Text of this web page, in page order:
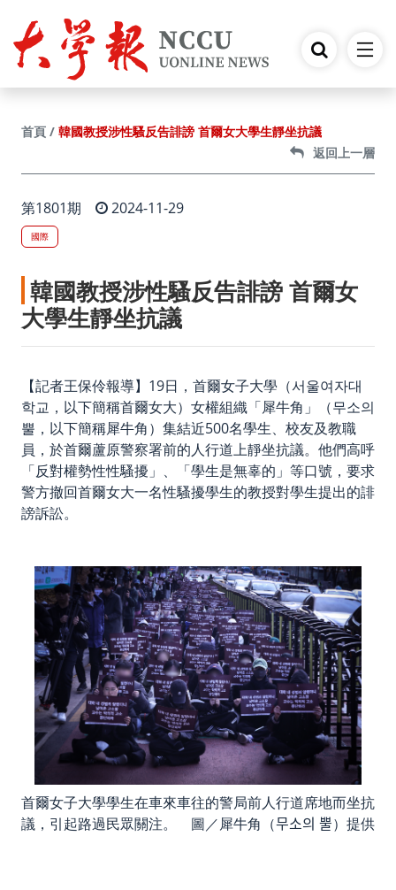
首頁
韓國教授涉性騷反告誹謗 首爾女大學生靜坐抗議
返回上一層
第1801期 2024-11-29
國際
韓國教授涉性騷反告誹謗 首爾女
大學生靜坐抗議
【記者王保伶報導】19日，首爾女子大學（서울여자대
학교，以下簡稱首爾女大）女權組織「犀牛角」（무소의
뿔，以下簡稱犀牛角）集結近500名學生、校友及教職
員，於首爾蘆原警察署前的人行道上靜坐抗議。他們高呼
「反對權勢性性騷擾」、「學生是無辜的」等口號，要求
警方撤回首爾女大一名性騷擾學生的教授對學生提出的誹
謗訴訟。
首爾女子大學學生在車來車往的警局前人行道席地而坐抗
議，引起路過民眾關注。 圖／犀牛角（무소의 뿔）提供